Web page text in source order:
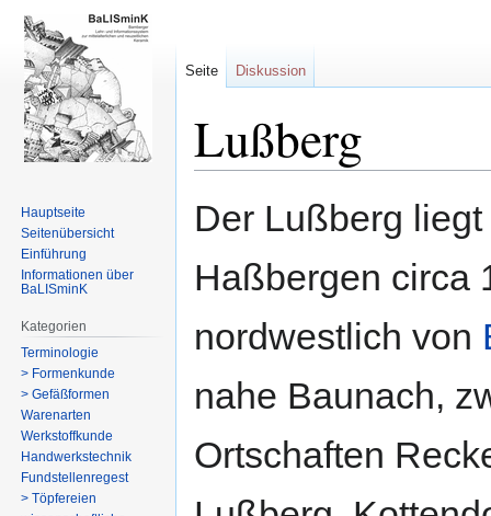
Lußberg
Navigation
Suche
Der Lußberg
Haßbergen circa
nordwestlich von
nahe Baunach,
Ortschaften
Seite Diskussion
Hauptseite
Seitenübersicht
Einführung
Informationen über
BaLISminK
Kategorien
Terminologie
> Formenkunde
> Gefäßformen
Warenarten
Werkstoffkunde
Handwerkstechnik
Fundstellenregest
> Töpfereien